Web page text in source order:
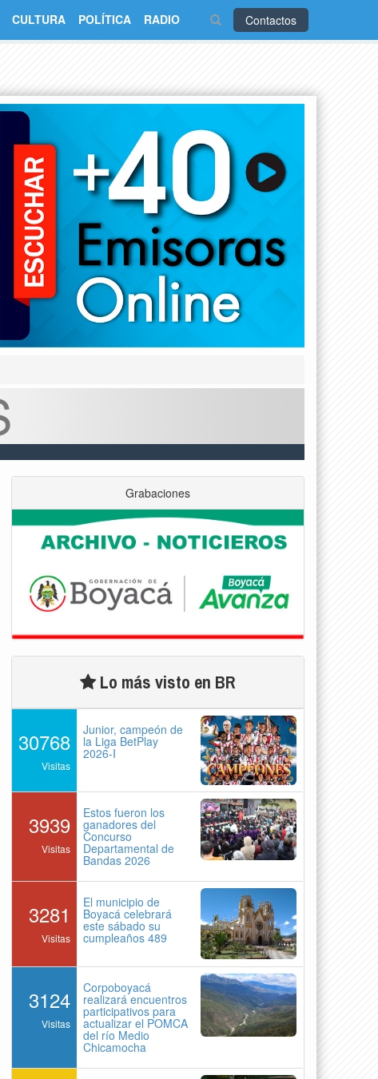
Contactos
CULTURA POLÍTICA RADIO
Grabaciones
Lo más visto en BR
30768
Visitas
Junior, campeón de
la Liga BetPlay
2026-I
3939
Visitas
Estos fueron los
ganadores del
Concurso
Departamental de
Bandas 2026
3281
Visitas
El municipio de
Boyacá celebrará
este sábado su
cumpleaños 489
3124
Visitas
Corpoboyacá
realizará encuentros
participativos para
actualizar el POMCA
del río Medio
Chicamocha